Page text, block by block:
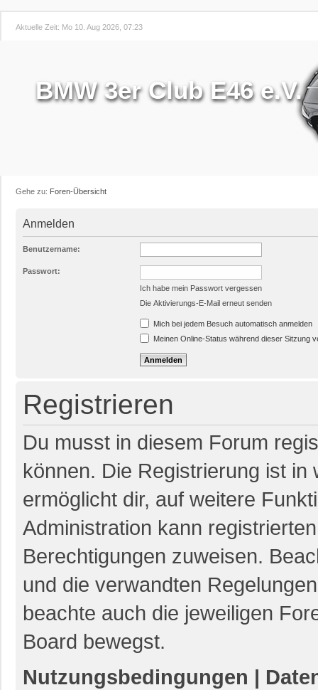
Aktuelle Zeit: Mo 10. Aug 2026, 07:23
BMW 3er Club E46 e.V.
Gehe zu: Foren-Übersicht
Anmelden
Benutzername:
Passwort:
Ich habe mein Passwort vergessen
Die Aktivierungs-E-Mail erneut senden
Mich bei jedem Besuch automatisch anmelden
Meinen Online-Status während dieser Sitzung
Registrieren
Du musst in diesem Forum
können. Die Registrierung ist in
ermöglicht dir, auf weitere
Administration kann
Berechtigungen zuweisen.
und die verwandten
beachte auch die jeweiligen
Board bewegst.
Nutzungsbedingungen |